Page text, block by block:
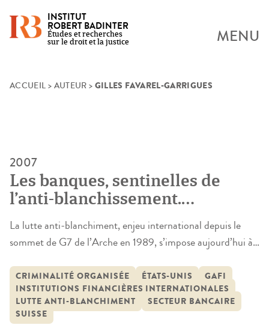
Skip
INSTITUT
ROBERT BADINTER
Études et recherches
sur le droit et la justice
MENU
ACCUEIL > AUTEUR > GILLES FAVAREL-GARRIGUES
2007
Les banques, sentinelles de
l’anti-blanchissement.
L’invention d’une spécialiste
professionnelle dans le secteur
financier
La lutte anti-blanchiment, enjeu international depuis le
sommet de G7 de l’Arche en 1989, s’impose aujourd’hui à
suscité un ensemble de normes destinées à s’appliquer dans
le monde entier et s’est étendue, au gré de l’actualité, à de
nouvelles problématiques, à l’instar de la […]
CRIMINALITÉ ORGANISÉE ÉTATS-UNIS
GAFI
INSTITUTIONS FINANCIÈRES INTERNATIONALES
LUTTE ANTI-BLANCHIMENT
SECTEUR BANCAIRE
SUISSE